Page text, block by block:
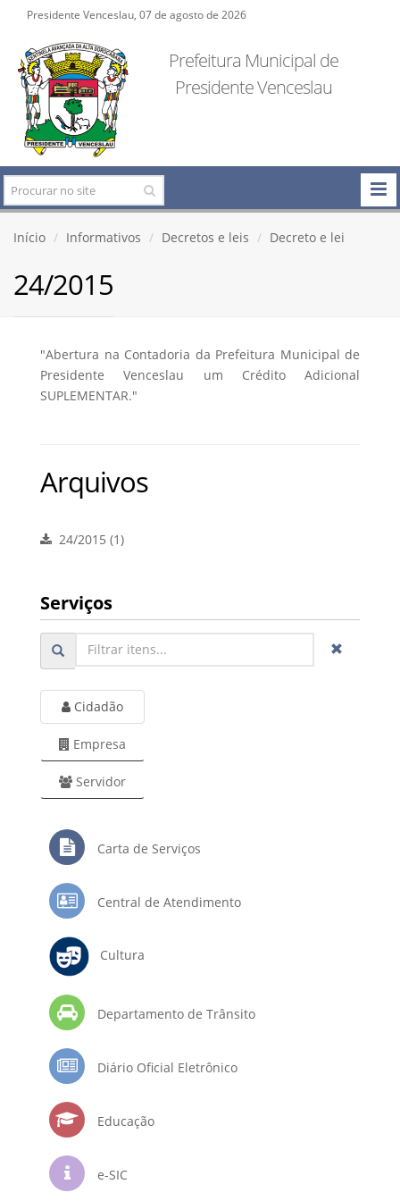
Presidente Venceslau, 07 de agosto de 2026
Prefeitura Municipal de
Presidente Venceslau
Início Informativos Decretos e leis Decreto e lei
24/2015
"Abertura na Contadoria da Prefeitura Municipal de
Presidente Venceslau um Crédito Adicional
SUPLEMENTAR."
Arquivos
24/2015 (1)
Serviços
Cidadão
Empresa
Servidor
Carta de Serviços
Central de Atendimento
Cultura
Departamento de Trânsito
Diário Oficial Eletrônico
Educação
e-SIC